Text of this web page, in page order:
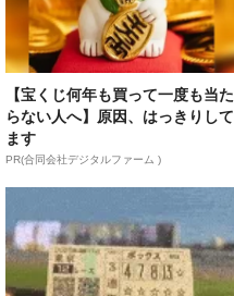
【宝くじ何年も買って一度も当た
らない人へ】原因、はっきりして
ます
PR(合同会社デジタルファーム )